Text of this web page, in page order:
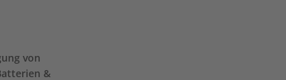
von
&